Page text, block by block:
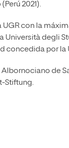
2021).
UGR con la
Università degli
concedida por
de
Stiftung.